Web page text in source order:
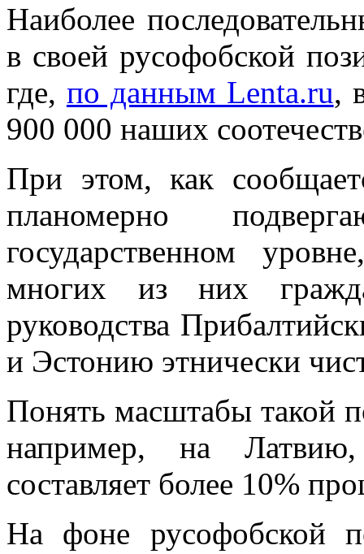
Наиболее
в своей русофобской
где, по данным Lenta.ru,
900 000 наших
При этом, как
планомерно
государственном
многих из них
руководства
и Эстонию этнически
Понять масштабы такой
например, на
составляет более 10%
На фоне русофобской